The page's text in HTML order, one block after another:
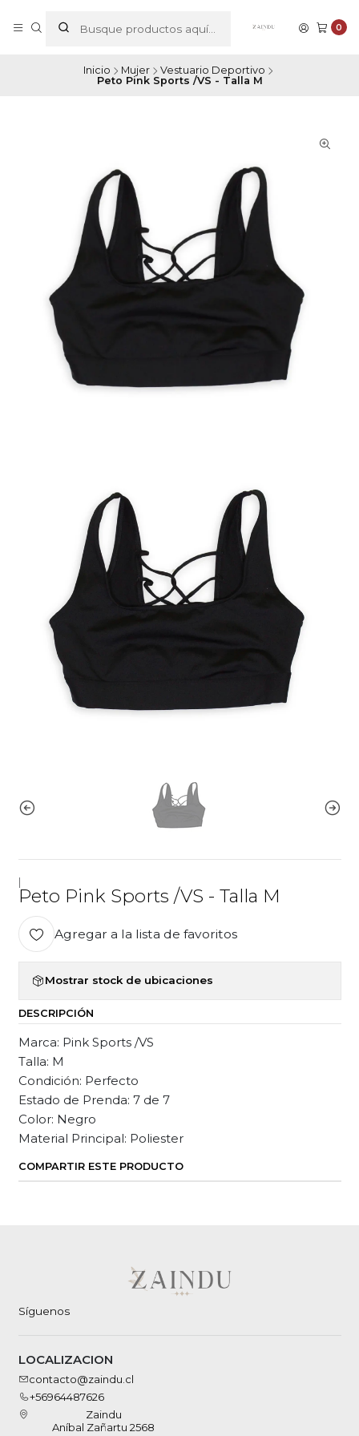
0
Inicio Mujer
Vestuario Deportivo
Peto Pink Sports /VS - Talla M
Peto Pink Sports /VS - Talla M
Agregar a la lista de favoritos
Mostrar stock de ubicaciones
DESCRIPCIÓN
Marca: Pink Sports /VS
Talla: M
Condición: Perfecto
Estado de Prenda: 7 de 7
Color: Negro
Material Principal: Poliester
COMPARTIR ESTE PRODUCTO
Síguenos
LOCALIZACION
contacto@zaindu.cl
+56964487626
Zaindu
Aníbal Zañartu 2568